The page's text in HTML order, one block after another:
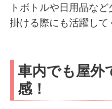
トボトルや日用品な
掛ける際にも活躍して
車内でも屋外
感！